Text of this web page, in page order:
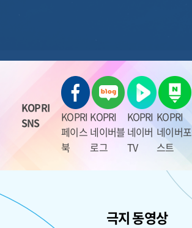
KOPRI
SNS
KOPRI
페이스
북
KOPRI
네이버블
로그
KOPRI
네이버
TV
KOPRI
네이버포
스트
극지 동영상